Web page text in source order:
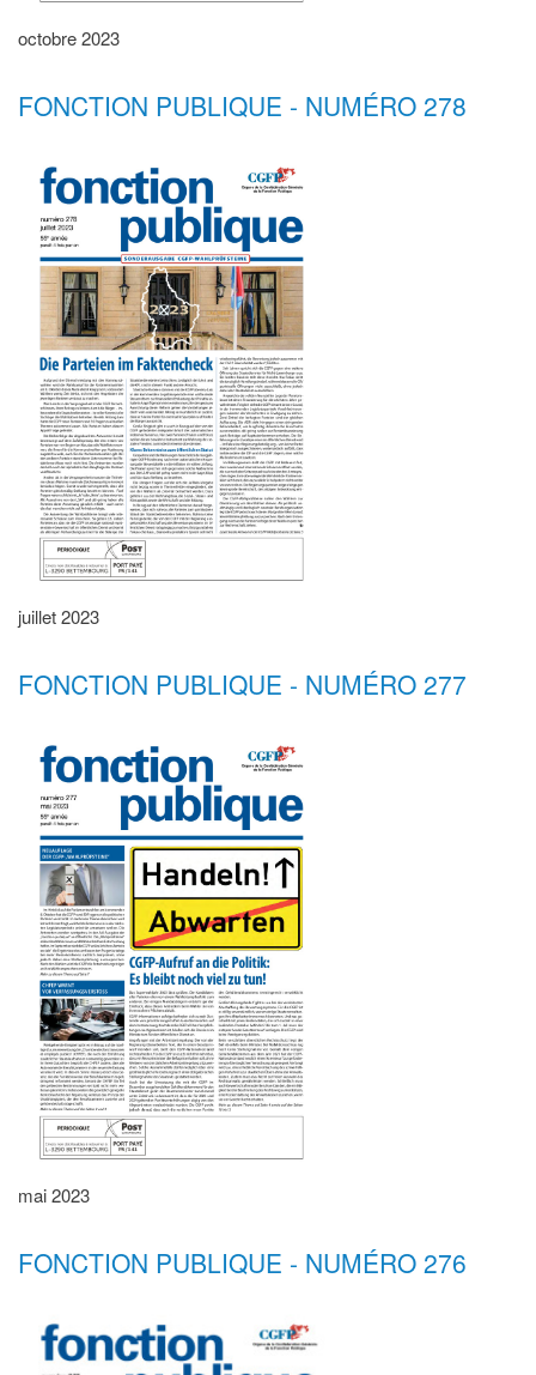
octobre 2023
FONCTION PUBLIQUE - NUMÉRO 278
juillet 2023
FONCTION PUBLIQUE - NUMÉRO 277
mai 2023
FONCTION PUBLIQUE - NUMÉRO 276